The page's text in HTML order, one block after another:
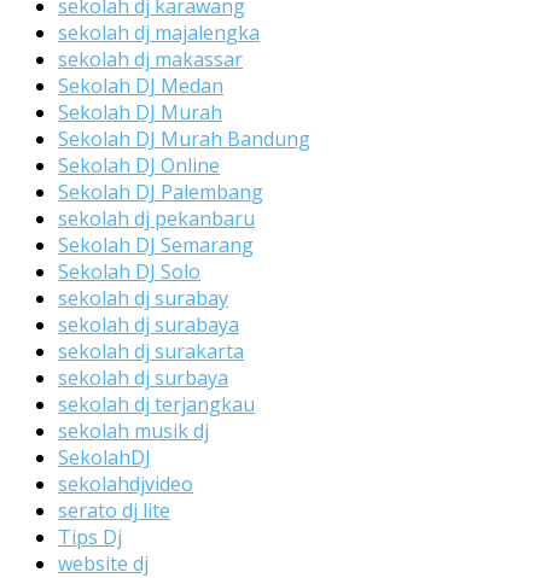
sekolah dj karawang
sekolah dj majalengka
sekolah dj makassar
Sekolah DJ Medan
Sekolah DJ Murah
Sekolah DJ Murah Bandung
Sekolah DJ Online
Sekolah DJ Palembang
sekolah dj pekanbaru
Sekolah DJ Semarang
Sekolah DJ Solo
sekolah dj surabay
sekolah dj surabaya
sekolah dj surakarta
sekolah dj surbaya
sekolah dj terjangkau
sekolah musik dj
SekolahDJ
sekolahdjvideo
serato dj lite
Tips Dj
website dj